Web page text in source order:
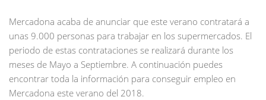
Mercadona acaba de anunciar que este verano contratará a
unas 9.000 personas para trabajar en los supermercados. El
periodo de estas contrataciones se realizará durante los
meses de Mayo a Septiembre. A continuación puedes
encontrar toda la información para conseguir empleo en
Mercadona este verano del 2018.